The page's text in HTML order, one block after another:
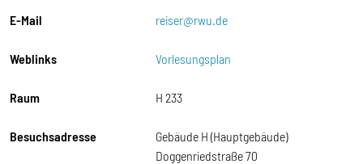
E-Mail reiser@rwu.de
Weblinks Vorlesungsplan
Raum H 233
Besuchsadresse
Gebäude H (Hauptgebäude)
Doggenriedstraße 70